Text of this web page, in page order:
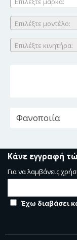
Επιλέξτε μοντέλο:
Επιλέξτε κινητήρα:
Φανοποιία
Κάνε εγγραφή
Για να λαμβάνεις
Έχω διαβάσει